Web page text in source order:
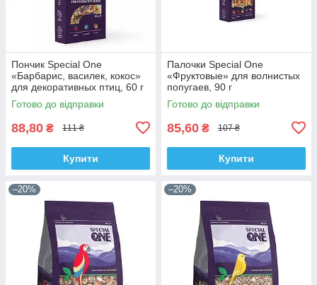
Пончик Special One
«Барбарис, василек, кокос»
для декоративных птиц, 60 г
Готово до відправки
88,80 ₴ 111 ₴
Купити
Палочки Speciаl One
«Фруктовые» для волнистых
попугаев, 90 г
Готово до відправки
85,60 ₴ 107 ₴
Купити
–20% –20%